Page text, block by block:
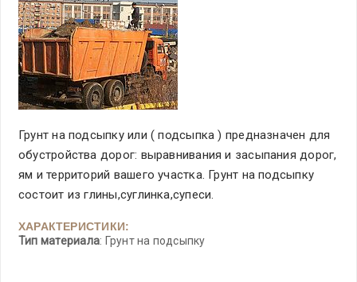
Грунт на подсыпку или ( подсыпка ) предназначен для
обустройства дорог: выравнивания и засыпания дорог,
ям и территорий вашего участка. Грунт на подсыпку
состоит из глины,суглинка,супеси.
ХАРАКТЕРИСТИКИ:
Тип материала: Грунт на подсыпку